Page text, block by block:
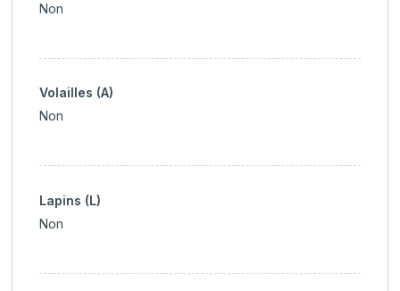
Non
Volailles (A)
Non
Lapins (L)
Non